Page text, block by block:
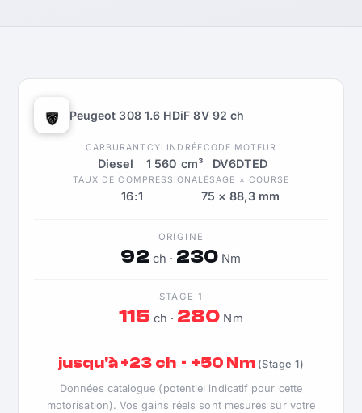
Peugeot 308 1.6 HDiF 8V 92 ch
CARBURANT
Diesel
CYLINDRÉE
1 560 cm³
CODE MOTEUR
DV6DTED
TAUX DE COMPRESSION
16:1
ALÉSAGE × COURSE
75 × 88,3 mm
ORIGINE
92 ch · 230 Nm
STAGE 1
115 ch · 280 Nm
jusqu'à +23 ch · +50 Nm (Stage 1)
Données catalogue (potentiel indicatif pour cette
motorisation). Vos gains réels sont mesurés sur votre